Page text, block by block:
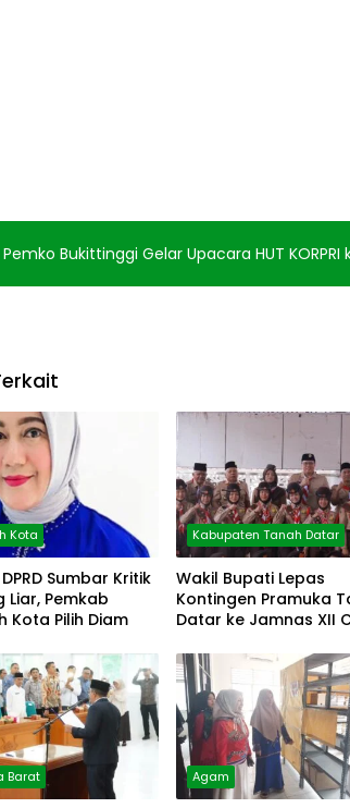
Pemko Bukittinggi Gelar Upacara HUT KORPRI
Kota
Sumbar Kritik
Liar, Pemkab
Kota Pilih Diam
Kabupaten Tanah Datar
Wakil Bupati Lepas
Kontingen Pramuka
Datar ke Jamnas XII
Barat Agam